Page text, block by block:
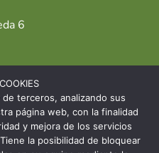
6
563
· Sede Teruel
terceros, analizando sus
página web, con la finalidad
y mejora de los servicios
la posibilidad de bloquear